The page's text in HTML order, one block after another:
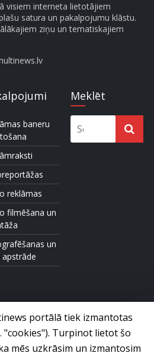
visiem interneta lietotājiem
satura un pakalpojumu klāstu.
ziņu un tematiskajiem
baneru
reklāmas
filmēšana un
un
Meklēt
© 2017 Multinews.lv. Visas tiesības
paturētas.
portālā tiek izmantotas
"cookies"). Turpinot lietot šo
mēs uzkrāsim un izmantosim